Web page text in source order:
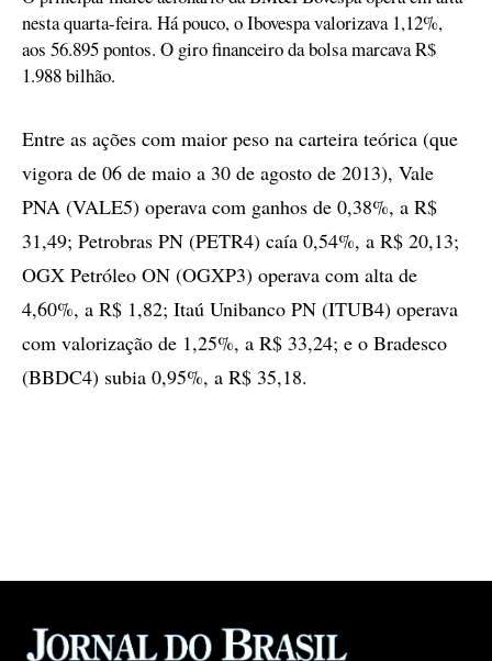
nesta quarta-feira. Há pouco, o Ibovespa valorizava 1,12%,
aos 56.895 pontos. O giro financeiro da bolsa marcava R$
1.988 bilhão.
Entre as ações com maior peso na carteira teórica (que
vigora de 06 de maio a 30 de agosto de 2013), Vale
PNA (VALE5) operava com ganhos de 0,38%, a R$
31,49; Petrobras PN (PETR4) caía 0,54%, a R$ 20,13;
OGX Petróleo ON (OGXP3) operava com alta de
4,60%, a R$ 1,82; Itaú Unibanco PN (ITUB4) operava
com valorização de 1,25%, a R$ 33,24; e o Bradesco
(BBDC4) subia 0,95%, a R$ 35,18.